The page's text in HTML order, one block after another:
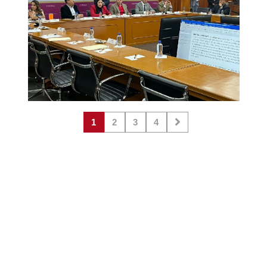
1 2 3 4